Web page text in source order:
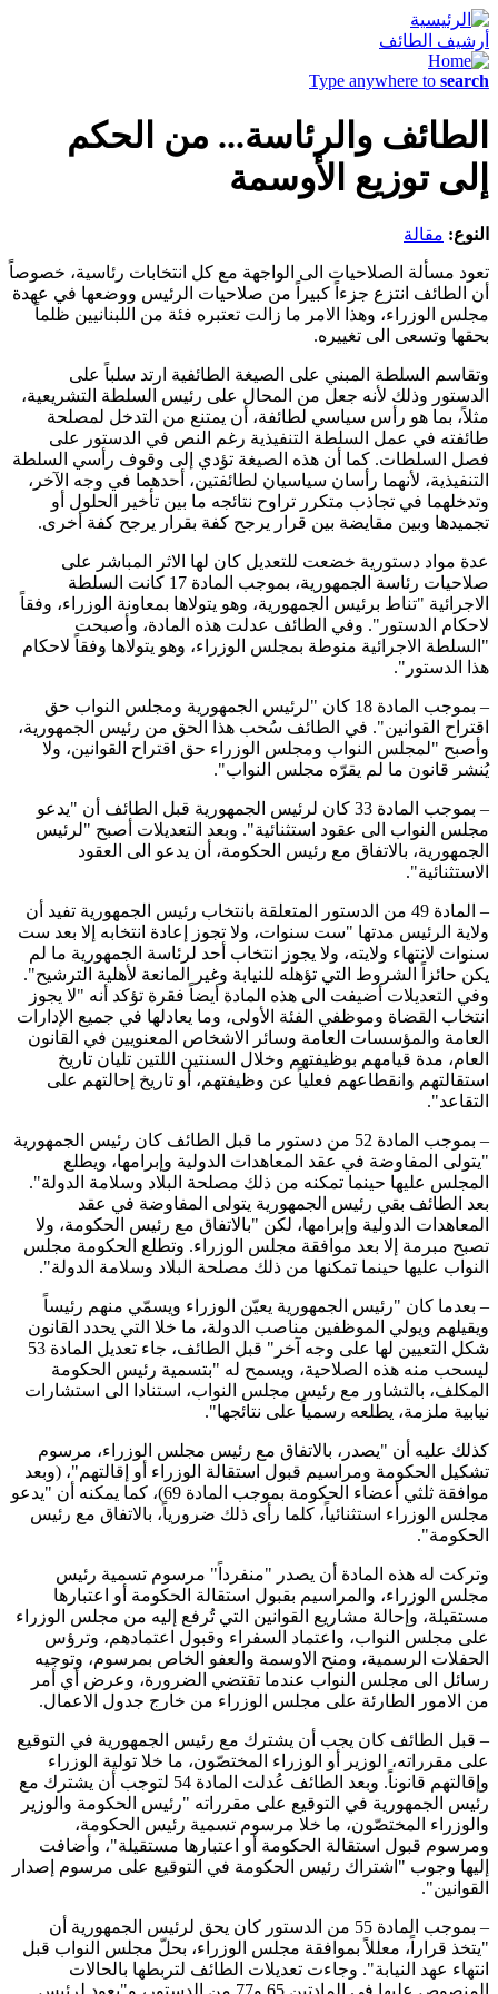
أرشيف الطائف
Type anywhere to search
الطائف والرئاسة... من الحكم
إلى توزيع الأوسمة
النوع: مقالة
تعود مسألة الصلاحيات الى الواجهة مع كل انتخابات رئاسية، خصوصاً
أن الطائف انتزع جزءاً كبيراً من صلاحيات الرئيس ووضعها في عهدة
مجلس الوزراء، وهذا الامر ما زالت تعتبره فئة من اللبنانيين ظلماً
بحقها وتسعى الى تغييره.
وتقاسم السلطة المبني على الصيغة الطائفية ارتد سلباً على
الدستور وذلك لأنه جعل من المحال على رئيس السلطة التشريعية،
مثلاً، بما هو رأس سياسي لطائفة، أن يمتنع من التدخل لمصلحة
طائفته في عمل السلطة التنفيذية رغم النص في الدستور على
فصل السلطات. كما أن هذه الصيغة تؤدي إلى وقوف رأسي السلطة
التنفيذية، لأنهما رأسان سياسيان لطائفتين، أحدهما في وجه الآخر،
وتدخلهما في تجاذب متكرر تراوح نتائجه ما بين تأخير الحلول أو
تجميدها وبين مقايضة بين قرار يرجح كفة بقرار يرجح كفة أخرى.
عدة مواد دستورية خضعت للتعديل كان لها الاثر المباشر على
صلاحيات رئاسة الجمهورية، بموجب المادة 17 كانت السلطة
الاجرائية "تناط برئيس الجمهورية، وهو يتولاها بمعاونة الوزراء، وفقاً
لاحكام الدستور". وفي الطائف عدلت هذه المادة، وأصبحت
"السلطة الاجرائية منوطة بمجلس الوزراء، وهو يتولاها وفقاً لاحكام
هذا الدستور".
– بموجب المادة 18 كان "لرئيس الجمهورية ومجلس النواب حق
اقتراح القوانين". في الطائف سُحب هذا الحق من رئيس الجمهورية،
وأصبح "لمجلس النواب ومجلس الوزراء حق اقتراح القوانين، ولا
يُنشر قانون ما لم يقرّه مجلس النواب".
– بموجب المادة 33 كان لرئيس الجمهورية قبل الطائف أن "يدعو
مجلس النواب الى عقود استثنائية". وبعد التعديلات أصبح "لرئيس
الجمهورية، بالاتفاق مع رئيس الحكومة، أن يدعو الى العقود
الاستثنائية".
– المادة 49 من الدستور المتعلقة بانتخاب رئيس الجمهورية تفيد أن
ولاية الرئيس مدتها "ست سنوات، ولا تجوز إعادة انتخابه إلا بعد ست
سنوات لانتهاء ولايته، ولا يجوز انتخاب أحد لرئاسة الجمهورية ما لم
يكن حائزاً الشروط التي تؤهله للنيابة وغير المانعة لأهلية الترشيح".
وفي التعديلات أضيفت الى هذه المادة أيضاً فقرة تؤكد أنه "لا يجوز
انتخاب القضاة وموظفي الفئة الأولى، وما يعادلها في جميع الإدارات
العامة والمؤسسات العامة وسائر الاشخاص المعنويين في القانون
العام، مدة قيامهم بوظيفتهم وخلال السنتين اللتين تليان تاريخ
استقالتهم وانقطاعهم فعلياً عن وظيفتهم، أو تاريخ إحالتهم على
التقاعد".
– بموجب المادة 52 من دستور ما قبل الطائف كان رئيس الجمهورية
"يتولى المفاوضة في عقد المعاهدات الدولية وإبرامها، ويطلع
المجلس عليها حينما تمكنه من ذلك مصلحة البلاد وسلامة الدولة".
بعد الطائف بقي رئيس الجمهورية يتولى المفاوضة في عقد
المعاهدات الدولية وإبرامها، لكن "بالاتفاق مع رئيس الحكومة، ولا
تصبح مبرمة إلا بعد موافقة مجلس الوزراء. وتطلع الحكومة مجلس
النواب عليها حينما تمكنها من ذلك مصلحة البلاد وسلامة الدولة".
– بعدما كان "رئيس الجمهورية يعيّن الوزراء ويسمّي منهم رئيساً
ويقيلهم ويولي الموظفين مناصب الدولة، ما خلا التي يحدد القانون
شكل التعيين لها على وجه آخر" قبل الطائف، جاء تعديل المادة 53
ليسحب منه هذه الصلاحية، ويسمح له "بتسمية رئيس الحكومة
المكلف، بالتشاور مع رئيس مجلس النواب، استنادا الى استشارات
نيابية ملزمة، يطلعه رسمياً على نتائجها".
كذلك عليه أن "يصدر، بالاتفاق مع رئيس مجلس الوزراء، مرسوم
تشكيل الحكومة ومراسيم قبول استقالة الوزراء أو إقالتهم"، (وبعد
موافقة ثلثي أعضاء الحكومة بموجب المادة 69)، كما يمكنه أن "يدعو
مجلس الوزراء استثنائياً، كلما رأى ذلك ضرورياً، بالاتفاق مع رئيس
الحكومة".
وتركت له هذه المادة أن يصدر "منفرداً" مرسوم تسمية رئيس
مجلس الوزراء، والمراسيم بقبول استقالة الحكومة أو اعتبارها
مستقيلة، وإحالة مشاريع القوانين التي تُرفع إليه من مجلس الوزراء
على مجلس النواب، واعتماد السفراء وقبول اعتمادهم، وترؤس
الحفلات الرسمية، ومنح الاوسمة والعفو الخاص بمرسوم، وتوجيه
رسائل الى مجلس النواب عندما تقتضي الضرورة، وعرض أي أمر
من الامور الطارئة على مجلس الوزراء من خارج جدول الاعمال.
– قبل الطائف كان يجب أن يشترك مع رئيس الجمهورية في التوقيع
على مقرراته، الوزير أو الوزراء المختصّون، ما خلا تولية الوزراء
وإقالتهم قانوناً. وبعد الطائف عُدلت المادة 54 لتوجب أن يشترك مع
رئيس الجمهورية في التوقيع على مقرراته "رئيس الحكومة والوزير
والوزراء المختصّون، ما خلا مرسوم تسمية رئيس الحكومة،
ومرسوم قبول استقالة الحكومة أو اعتبارها مستقيلة"، وأضافت
إليها وجوب "اشتراك رئيس الحكومة في التوقيع على مرسوم إصدار
القوانين".
– بموجب المادة 55 من الدستور كان يحق لرئيس الجمهورية أن
"يتخذ قراراً، معللاً بموافقة مجلس الوزراء، بحلّ مجلس النواب قبل
انتهاء عهد النيابة". وجاءت تعديلات الطائف لتربطها بالحالات
المنصوص عليها في المادتين 65 و77 من الدستور، و"يعود لرئيس